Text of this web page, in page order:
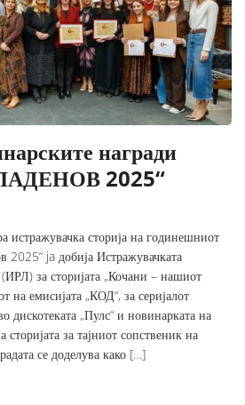
награди
2025“
истражувачка сторија на годинешниот
2025“ ja добија Истражувачката
(ИРЛ) за сторијата „Кочани – нашиот
на емисијата „КОД“, за серијалот
дискотеката „Пулс“ и новинарката на
за тајниот сопственик на
се доделува како […]